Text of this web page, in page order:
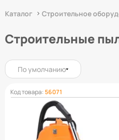
Каталог Строительное
Строительные
По умолчанию
Код товара:56071
Пылесос строительный TOR
1400Вт с розеткой 220В
Вес, кг: 7